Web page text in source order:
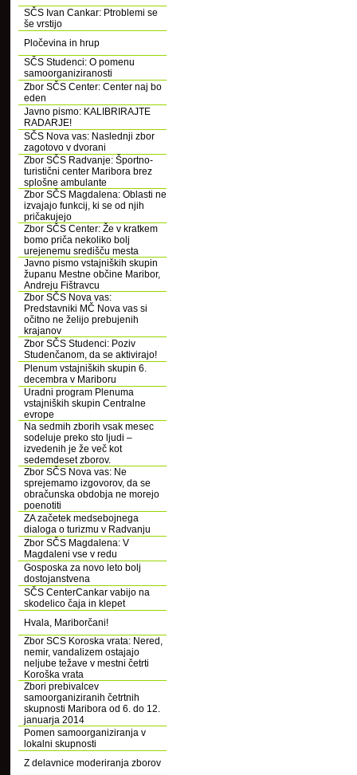
SČS Ivan Cankar: Ptroblemi se
še vrstijo
Pločevina in hrup
SČS Studenci: O pomenu
samoorganiziranosti
Zbor SČS Center: Center naj bo
eden
Javno pismo: KALIBRIRAJTE
RADARJE!
SČS Nova vas: Naslednji zbor
zagotovo v dvorani
Zbor SČS Radvanje: Športno-
turistični center Maribora brez
splošne ambulante
Zbor SČS Magdalena: Oblasti ne
izvajajo funkcij, ki se od njih
pričakujejo
Zbor SČS Center: Že v kratkem
bomo priča nekoliko bolj
urejenemu središču mesta
Javno pismo vstajniških skupin
županu Mestne občine Maribor,
Andreju Fištravcu
Zbor SČS Nova vas:
Predstavniki MČ Nova vas si
očitno ne želijo prebujenih
krajanov
Zbor SČS Studenci: Poziv
Studenčanom, da se aktivirajo!
Plenum vstajniških skupin 6.
decembra v Mariboru
Uradni program Plenuma
vstajniških skupin Centralne
evrope
Na sedmih zborih vsak mesec
sodeluje preko sto ljudi –
izvedenih je že več kot
sedemdeset zborov.
Zbor SČS Nova vas: Ne
sprejemamo izgovorov, da se
obračunska obdobja ne morejo
poenotiti
ZA začetek medsebojnega
dialoga o turizmu v Radvanju
Zbor SČS Magdalena: V
Magdaleni vse v redu
Gosposka za novo leto bolj
dostojanstvena
SČS CenterCankar vabijo na
skodelico čaja in klepet
Hvala, Mariborčani!
Zbor SCS Koroska vrata: Nered,
nemir, vandalizem ostajajo
neljube težave v mestni četrti
Koroška vrata
Zbori prebivalcev
samoorganiziranih četrtnih
skupnosti Maribora od 6. do 12.
januarja 2014
Pomen samoorganiziranja v
lokalni skupnosti
Z delavnice moderiranja zborov